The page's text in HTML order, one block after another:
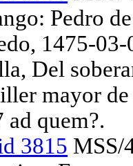
Pedro
1475-
Del
mayor
ad quem?.
3815 MSS/